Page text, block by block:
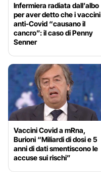
Infermiera radiata dall’albo
per aver detto che i vaccini
anti-Covid “causano il
cancro”: il caso di Penny
Senner
Vaccini Covid a mRna,
Burioni “Miliardi di dosi e 5
anni di dati smentiscono le
accuse sui rischi”